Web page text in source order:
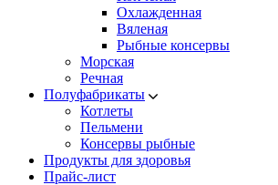
Охлажденная
Вяленая
Рыбные консервы
Морская
Речная
Полуфабрикаты
Котлеты
Пельмени
Консервы рыбные
Продукты для здоровья
Прайс-лист